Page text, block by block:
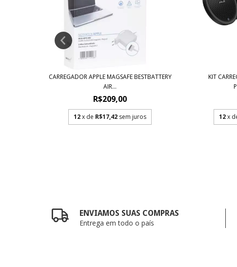
CARREGADOR APPLE MAGSAFE BESTBATTERY
AIR...
R$209,00
12x de R$17,42 sem juros
KIT
12x
ENVIAMOS SUAS COMPRAS
Entrega em todo o país